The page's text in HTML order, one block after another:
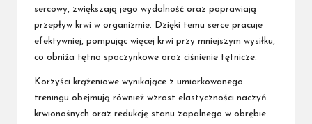
sercowy, zwiększają jego wydolność oraz poprawiają
przepływ krwi w organizmie. Dzięki temu serce pracuje
efektywniej, pompując więcej krwi przy mniejszym wysiłku,
co obniża tętno spoczynkowe oraz ciśnienie tętnicze.
Korzyści krążeniowe wynikające z umiarkowanego
treningu obejmują również wzrost elastyczności naczyń
krwionośnych oraz redukcję stanu zapalnego w obrębie